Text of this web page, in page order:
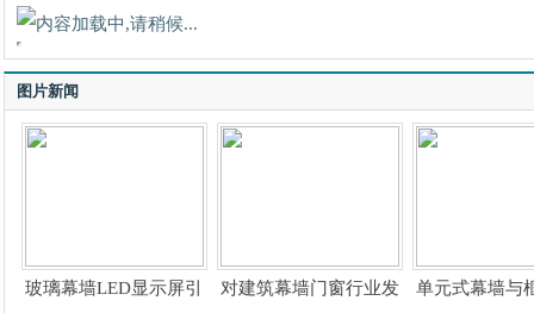
图片新闻
玻璃幕墙LED显示屏引
对建筑幕墙门窗行业发
单元式幕墙与